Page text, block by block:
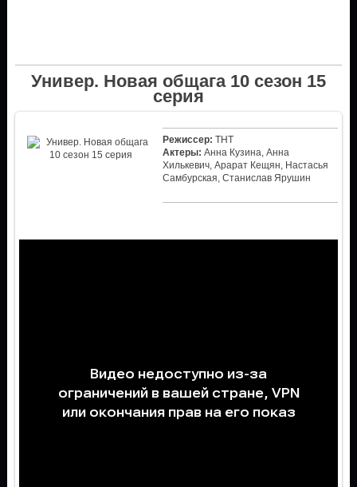
Универ. Новая общага 10 сезон 15
серия
Режиссер: ТНТ
Актеры: Анна Кузина, Анна
Хилькевич, Арарат Кещян, Настасья
Самбурская, Станислав Ярушин